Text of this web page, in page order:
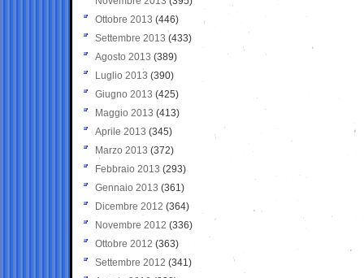
Ottobre 2013 (446)
Settembre 2013 (433)
Agosto 2013 (389)
Luglio 2013 (390)
Giugno 2013 (425)
Maggio 2013 (413)
Aprile 2013 (345)
Marzo 2013 (372)
Febbraio 2013 (293)
Gennaio 2013 (361)
Dicembre 2012 (364)
Novembre 2012 (336)
Ottobre 2012 (363)
Settembre 2012 (341)